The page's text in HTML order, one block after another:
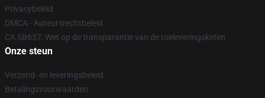
Privacybeleid
DMCA - Auteursrechtbeleid
CA SB657: Wet op de transparantie van de toeleveringsketen
Onze steun
Verzend- en leveringsbeleid
Betalingsvoorwaarden